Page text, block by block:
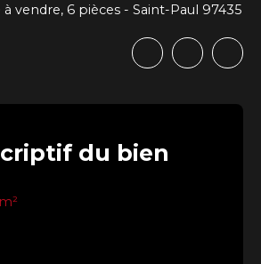
vendre, 6 pièces - Saint-Paul 97435
du bien
m²